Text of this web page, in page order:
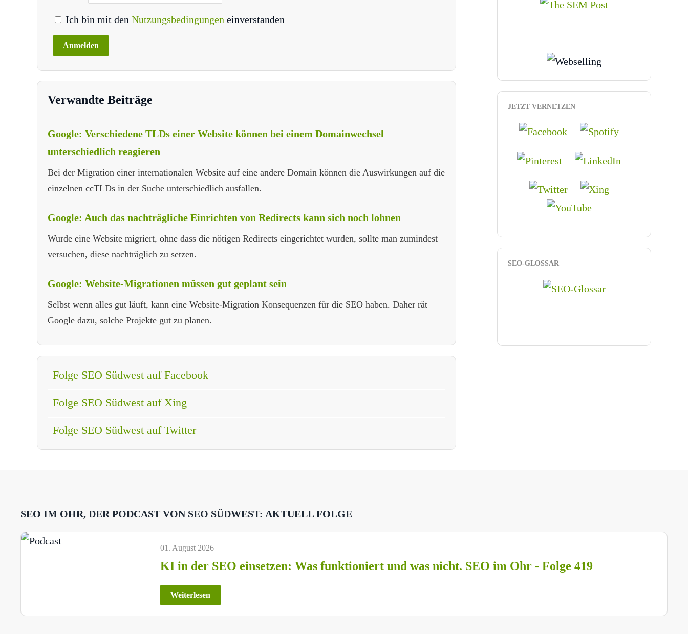
Ich bin mit den Nutzungsbedingungen einverstanden
Verwandte Beiträge
Google: Verschiedene TLDs einer Website können bei einem Domainwechsel
unterschiedlich reagieren
Bei der Migration einer internationalen Website auf eine andere Domain können die Auswirkungen auf die
einzelnen ccTLDs in der Suche unterschiedlich ausfallen.
Google: Auch das nachträgliche Einrichten von Redirects kann sich noch lohnen
Wurde eine Website migriert, ohne dass die nötigen Redirects eingerichtet wurden, sollte man zumindest
versuchen, diese nachträglich zu setzen.
Google: Website-Migrationen müssen gut geplant sein
Selbst wenn alles gut läuft, kann eine Website-Migration Konsequenzen für die SEO haben. Daher rät
Google dazu, solche Projekte gut zu planen.
Folge SEO Südwest auf Facebook
Folge SEO Südwest auf Xing
Folge SEO Südwest auf Twitter
JETZT VERNETZEN
SEO-GLOSSAR
SEO IM OHR, DER PODCAST VON SEO SÜDWEST: AKTUELL FOLGE
01. August 2026
KI in der SEO einsetzen: Was funktioniert und was nicht. SEO im Ohr - Folge 419
Weiterlesen